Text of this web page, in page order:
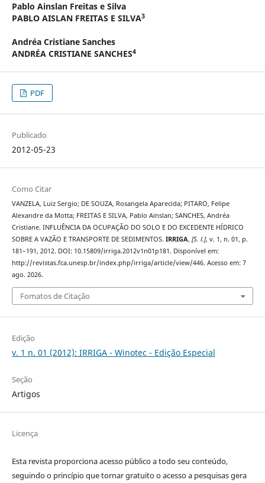
Pablo Ainslan Freitas e Silva
PABLO AISLAN FREITAS E SILVA3
Andréa Cristiane Sanches
ANDRÉA CRISTIANE SANCHES4
PDF
Publicado
2012-05-23
Como Citar
VANZELA, Luiz Sergio; DE SOUZA, Rosangela Aparecida; PITARO, Felipe
Alexandre da Motta; FREITAS E SILVA, Pablo Ainslan; SANCHES, Andréa
Cristiane. INFLUÊNCIA DA OCUPAÇÃO DO SOLO E DO EXCEDENTE HÍDRICO
SOBRE A VAZÃO E TRANSPORTE DE SEDIMENTOS. IRRIGA, [S. l.], v. 1, n. 01, p.
181–191, 2012. DOI: 10.15809/irriga.2012v1n01p181. Disponível em:
http://revistas.fca.unesp.br/index.php/irriga/article/view/446. Acesso em: 7
ago. 2026.
Fomatos de Citação
Edição
v. 1 n. 01 (2012): IRRIGA - Winotec - Edição Especial
Seção
Artigos
Licença
Esta revista proporciona acesso público a todo seu conteúdo,
seguindo o princípio que tornar gratuito o acesso a pesquisas gera